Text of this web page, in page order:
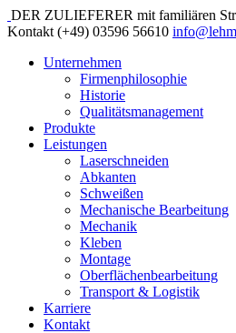
DER ZULIEFERER mit familiären
Kontakt (+49) 03596 56610
Unternehmen
Firmenphilosophie
Historie
Qualitätsmanagement
Produkte
Leistungen
Laserschneiden
Abkanten
Schweißen
Mechanische Bearbeitung
Mechanik
Kleben
Montage
Oberflächenbearbeitung
Transport & Logistik
Karriere
Kontakt